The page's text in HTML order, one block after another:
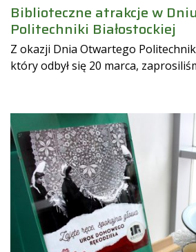
Biblioteczne atrakcje w
Politechniki Białostockiej
Z okazji Dnia Otwartego
który odbył się 20 marca,